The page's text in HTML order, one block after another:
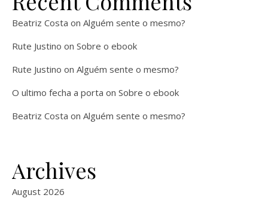
Beatriz Costa on Alguém sente o mesmo?
Rute Justino on Sobre o ebook
Rute Justino on Alguém sente o mesmo?
O ultimo fecha a porta on Sobre o ebook
Beatriz Costa on Alguém sente o mesmo?
Archives
August 2026